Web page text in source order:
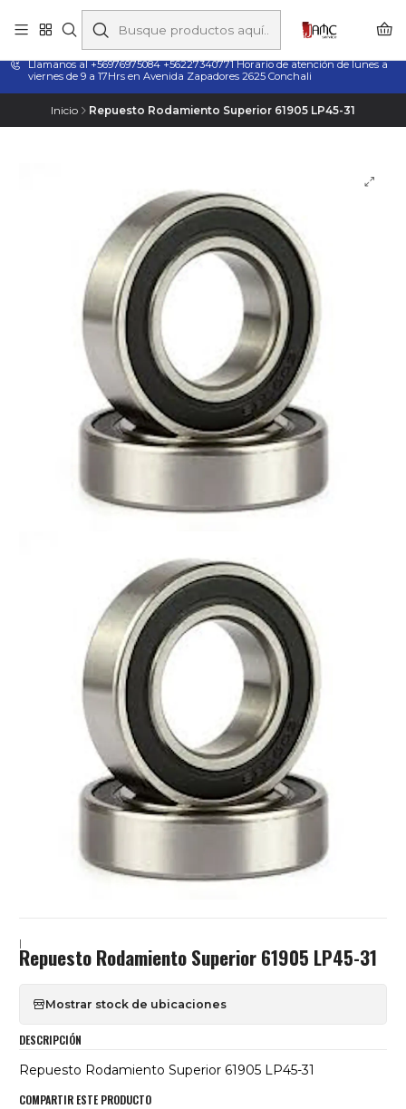
Taladros Magnéticos en Chile | Venta, Arriendo y Servicio
Técnico
Llamanos al +56976975084 +56227340771 Horario de atención de lunes a
viernes de 9 a 17Hrs en Avenida Zapadores 2625 Conchali
Inicio Repuesto Rodamiento Superior 61905 LP45-31
|
Repuesto Rodamiento Superior 61905 LP45-31
Mostrar stock de ubicaciones
DESCRIPCIÓN
Repuesto Rodamiento Superior 61905 LP45-31
COMPARTIR ESTE PRODUCTO